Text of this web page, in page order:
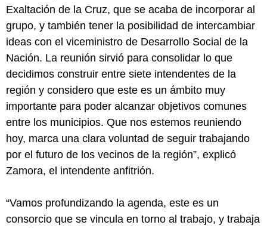
Exaltación de la Cruz, que se acaba de incorporar al
grupo, y también tener la posibilidad de intercambiar
ideas con el viceministro de Desarrollo Social de la
Nación. La reunión sirvió para consolidar lo que
decidimos construir entre siete intendentes de la
región y considero que este es un ámbito muy
importante para poder alcanzar objetivos comunes
entre los municipios. Que nos estemos reuniendo
hoy, marca una clara voluntad de seguir trabajando
por el futuro de los vecinos de la región”, explicó
Zamora, el intendente anfitrión.
“Vamos profundizando la agenda, este es un
consorcio que se vincula en torno al trabajo, y trabaja